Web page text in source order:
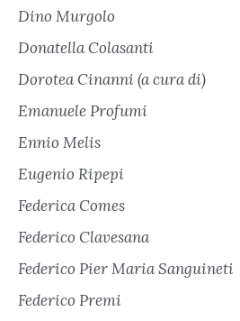
Dino Murgolo
Donatella Colasanti
Dorotea Cinanni (a cura di)
Emanuele Profumi
Ennio Melis
Eugenio Ripepi
Federica Comes
Federico Clavesana
Federico Pier Maria Sanguineti
Federico Premi